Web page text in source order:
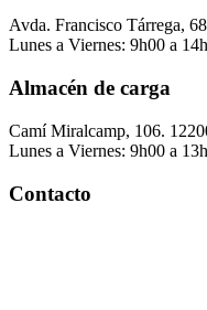
Avda. Francisco Tárrega,
Lunes a Viernes: 9h00 a
Almacén de carga
Camí Miralcamp, 106.
Lunes a Viernes: 9h00 a
Contacto